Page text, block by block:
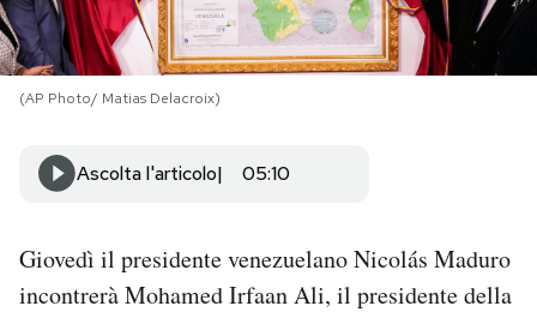
I MIEI PREFERITI
CALENDARIO
AREA PERSONALE
(AP Photo/ Matias Delacroix)
Ascolta l'articolo 05:10
Giovedì il presidente venezuelano Nicolás Maduro
incontrerà Mohamed Irfaan Ali, il presidente della